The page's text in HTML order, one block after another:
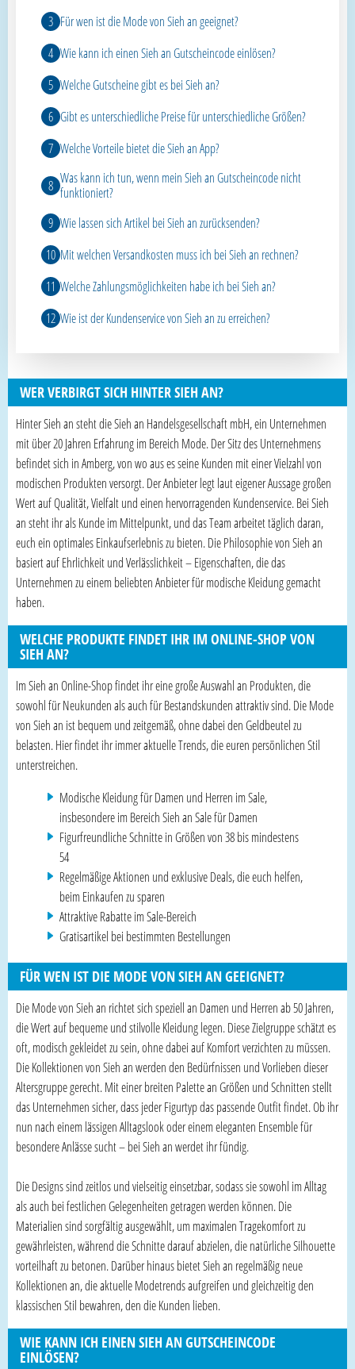
Für wen ist die Mode von Sieh an geeignet?
Wie kann ich einen Sieh an Gutscheincode einlösen?
Welche Gutscheine gibt es bei Sieh an?
Gibt es unterschiedliche Preise für unterschiedliche Größen?
Welche Vorteile bietet die Sieh an App?
Was kann ich tun, wenn mein Sieh an Gutscheincode nicht
funktioniert?
Wie lassen sich Artikel bei Sieh an zurücksenden?
Mit welchen Versandkosten muss ich bei Sieh an rechnen?
Welche Zahlungsmöglichkeiten habe ich bei Sieh an?
Wie ist der Kundenservice von Sieh an zu erreichen?
WER VERBIRGT SICH HINTER SIEH AN?
Hinter Sieh an steht die Sieh an Handelsgesellschaft mbH, ein Unternehmen
mit über 20 Jahren Erfahrung im Bereich Mode. Der Sitz des Unternehmens
befindet sich in Amberg, von wo aus es seine Kunden mit einer Vielzahl von
modischen Produkten versorgt. Der Anbieter legt laut eigener Aussage großen
Wert auf Qualität, Vielfalt und einen hervorragenden Kundenservice. Bei Sieh
an steht ihr als Kunde im Mittelpunkt, und das Team arbeitet täglich daran,
euch ein optimales Einkaufserlebnis zu bieten. Die Philosophie von Sieh an
basiert auf Ehrlichkeit und Verlässlichkeit – Eigenschaften, die das
Unternehmen zu einem beliebten Anbieter für modische Kleidung gemacht
haben.
WELCHE PRODUKTE FINDET IHR IM ONLINE-SHOP VON
SIEH AN?
Im Sieh an Online-Shop findet ihr eine große Auswahl an Produkten, die
sowohl für Neukunden als auch für Bestandskunden attraktiv sind. Die Mode
von Sieh an ist bequem und zeitgemäß, ohne dabei den Geldbeutel zu
belasten. Hier findet ihr immer aktuelle Trends, die euren persönlichen Stil
unterstreichen.
Modische Kleidung für Damen und Herren im Sale,
insbesondere im Bereich Sieh an Sale für Damen
Figurfreundliche Schnitte in Größen von 38 bis mindestens
54
Regelmäßige Aktionen und exklusive Deals, die euch helfen,
beim Einkaufen zu sparen
Attraktive Rabatte im Sale-Bereich
Gratisartikel bei bestimmten Bestellungen
FÜR WEN IST DIE MODE VON SIEH AN GEEIGNET?
Die Mode von Sieh an richtet sich speziell an Damen und Herren ab 50 Jahren,
die Wert auf bequeme und stilvolle Kleidung legen. Diese Zielgruppe schätzt es
oft, modisch gekleidet zu sein, ohne dabei auf Komfort verzichten zu müssen.
Die Kollektionen von Sieh an werden den Bedürfnissen und Vorlieben dieser
Altersgruppe gerecht. Mit einer breiten Palette an Größen und Schnitten stellt
das Unternehmen sicher, dass jeder Figurtyp das passende Outfit findet. Ob ihr
nun nach einem lässigen Alltagslook oder einem eleganten Ensemble für
besondere Anlässe sucht – bei Sieh an werdet ihr fündig.
Die Designs sind zeitlos und vielseitig einsetzbar, sodass sie sowohl im Alltag
als auch bei festlichen Gelegenheiten getragen werden können. Die
Materialien sind sorgfältig ausgewählt, um maximalen Tragekomfort zu
gewährleisten, während die Schnitte darauf abzielen, die natürliche Silhouette
vorteilhaft zu betonen. Darüber hinaus bietet Sieh an regelmäßig neue
Kollektionen an, die aktuelle Modetrends aufgreifen und gleichzeitig den
klassischen Stil bewahren, den die Kunden lieben.
WIE KANN ICH EINEN SIEH AN GUTSCHEINCODE
EINLÖSEN?